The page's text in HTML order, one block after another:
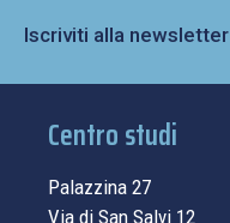
Iscriviti alla newsletter
Centro studi
Palazzina 27
Via di San Salvi 12